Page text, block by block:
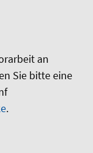
an
Sie bitte eine
.